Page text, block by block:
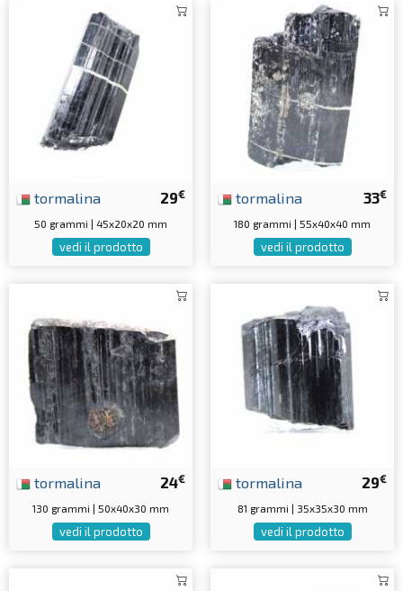
29€
tormalina
50 grammi | 45x20x20 mm
vedi il prodotto
33€
tormalina
180 grammi | 55x40x40 mm
vedi il prodotto
24€
tormalina
130 grammi | 50x40x30 mm
vedi il prodotto
29€
tormalina
81 grammi | 35x35x30 mm
vedi il prodotto